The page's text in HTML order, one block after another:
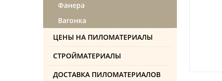
Фанера
Вагонка
ЦЕНЫ НА ПИЛОМАТЕРИАЛЫ
СТРОЙМАТЕРИАЛЫ
ДОСТАВКА ПИЛОМАТЕРИАЛОВ